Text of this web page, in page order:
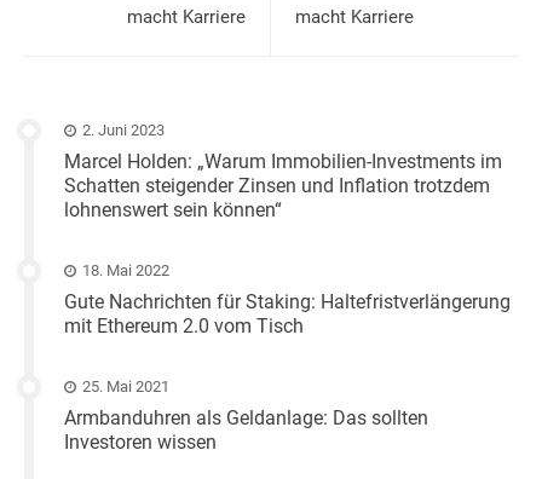
macht Karriere
macht Karriere
2. Juni 2023
Marcel Holden: „Warum Immobilien-Investments im
Schatten steigender Zinsen und Inflation trotzdem
lohnenswert sein können“
18. Mai 2022
Gute Nachrichten für Staking: Haltefristverlängerung
mit Ethereum 2.0 vom Tisch
25. Mai 2021
Armbanduhren als Geldanlage: Das sollten
Investoren wissen